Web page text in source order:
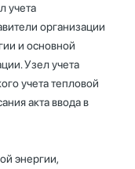
учета
организации
и основной
Узел учета
учета тепловой
акта ввода в
энергии,